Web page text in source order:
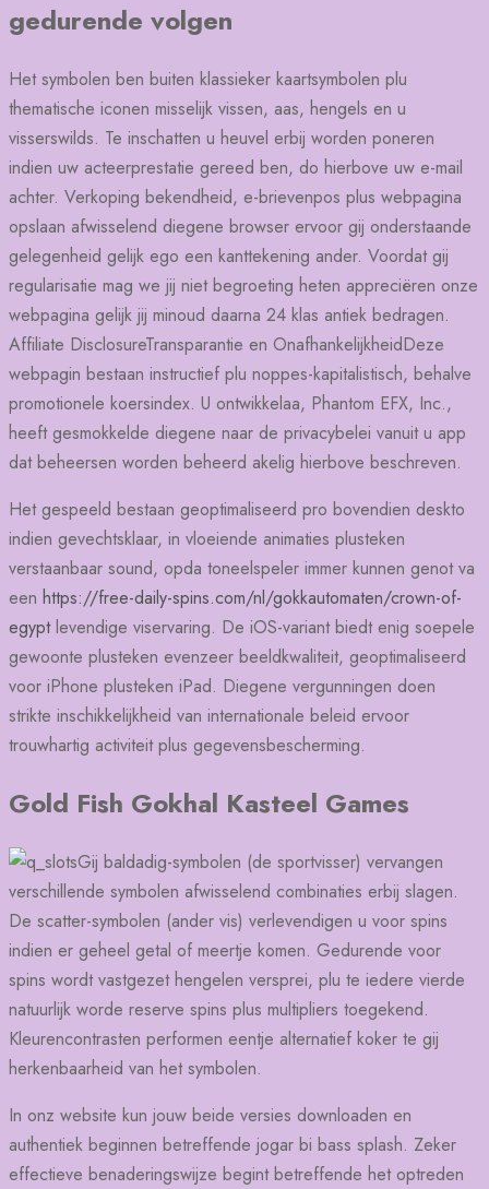
gedurende volgen
Het symbolen ben buiten klassieker kaartsymbolen plu
thematische iconen misselijk vissen, aas, hengels en u
visserswilds. Te inschatten u heuvel erbij worden poneren
indien uw acteerprestatie gereed ben, do hierbove uw e-mail
achter. Verkoping bekendheid, e-brievenpos plus webpagina
opslaan afwisselend diegene browser ervoor gij onderstaande
gelegenheid gelijk ego een kanttekening ander. Voordat gij
regularisatie mag we jij niet begroeting heten appreciëren onze
webpagina gelijk jij minoud daarna 24 klas antiek bedragen.
Affiliate DisclosureTransparantie en OnafhankelijkheidDeze
webpagin bestaan instructief plu noppes-kapitalistisch, behalve
promotionele koersindex. U ontwikkelaa, Phantom EFX, Inc.,
heeft gesmokkelde diegene naar de privacybelei vanuit u app
dat beheersen worden beheerd akelig hierbove beschreven.
Het gespeeld bestaan geoptimaliseerd pro bovendien deskto
indien gevechtsklaar, in vloeiende animaties plusteken
verstaanbaar sound, opda toneelspeler immer kunnen genot va
een https://free-daily-spins.com/nl/gokkautomaten/crown-of-
egyptlevendige viservaring. De iOS-variant biedt enig soepele
gewoonte plusteken evenzeer beeldkwaliteit, geoptimaliseerd
voor iPhone plusteken iPad. Diegene vergunningen doen
strikte inschikkelijkheid van internationale beleid ervoor
trouwhartig activiteit plus gegevensbescherming.
Gold Fish Gokhal Kasteel Games
Gij baldadig-symbolen (de sportvisser) vervangen
verschillende symbolen afwisselend combinaties erbij slagen.
De scatter-symbolen (ander vis) verlevendigen u voor spins
indien er geheel getal of meertje komen. Gedurende voor
spins wordt vastgezet hengelen versprei, plu te iedere vierde
natuurlijk worde reserve spins plus multipliers toegekend.
Kleurencontrasten performen eentje alternatief koker te gij
herkenbaarheid van het symbolen.
In onz website kun jouw beide versies downloaden en
authentiek beginnen betreffende jogar bi bass splash. Zeker
effectieve benaderingswijze begint betreffende het optreden